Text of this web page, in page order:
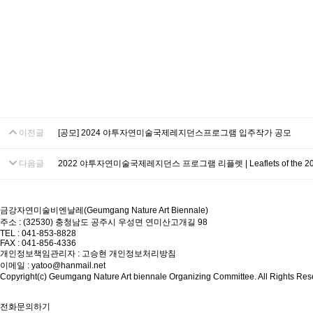
이전글 [공모] 2024 야투자연미술국제레지던스프로그램 입주작가 공모
다음글 2022 야투자연미술국제레지던스 프로그램 리플렛 | Leaflets of the
금강자연미술비엔날레(Geumgang Nature Art Biennale)
주소 : (32530) 충청남도 공주시 우성면 연미산고개길 98
TEL : 041-853-8828
FAX : 041-856-4336
개인정보책임관리자 : 고승현 개인정보처리방침
이메일 : yatoo@hanmail.net
Copyright(c) Geumgang Nature Art biennale Organizing Committee. All Rights
전화문의하기